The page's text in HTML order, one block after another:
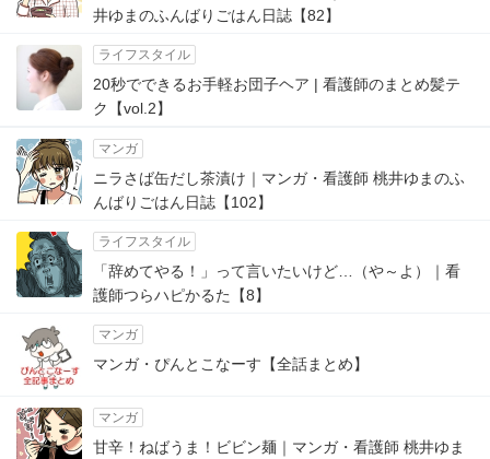
井ゆまのふんばりごはん日誌【82】
ライフスタイル
20秒でできるお手軽お団子ヘア | 看護師のまとめ髪テ
ク【vol.2】
マンガ
ニラさば缶だし茶漬け｜マンガ・看護師 桃井ゆまのふ
んばりごはん日誌【102】
ライフスタイル
「辞めてやる！」って言いたいけど…（や～よ）｜看
護師つらハピかるた【8】
マンガ
マンガ・ぴんとこなーす【全話まとめ】
マンガ
甘辛！ねばうま！ビビン麺｜マンガ・看護師 桃井ゆま